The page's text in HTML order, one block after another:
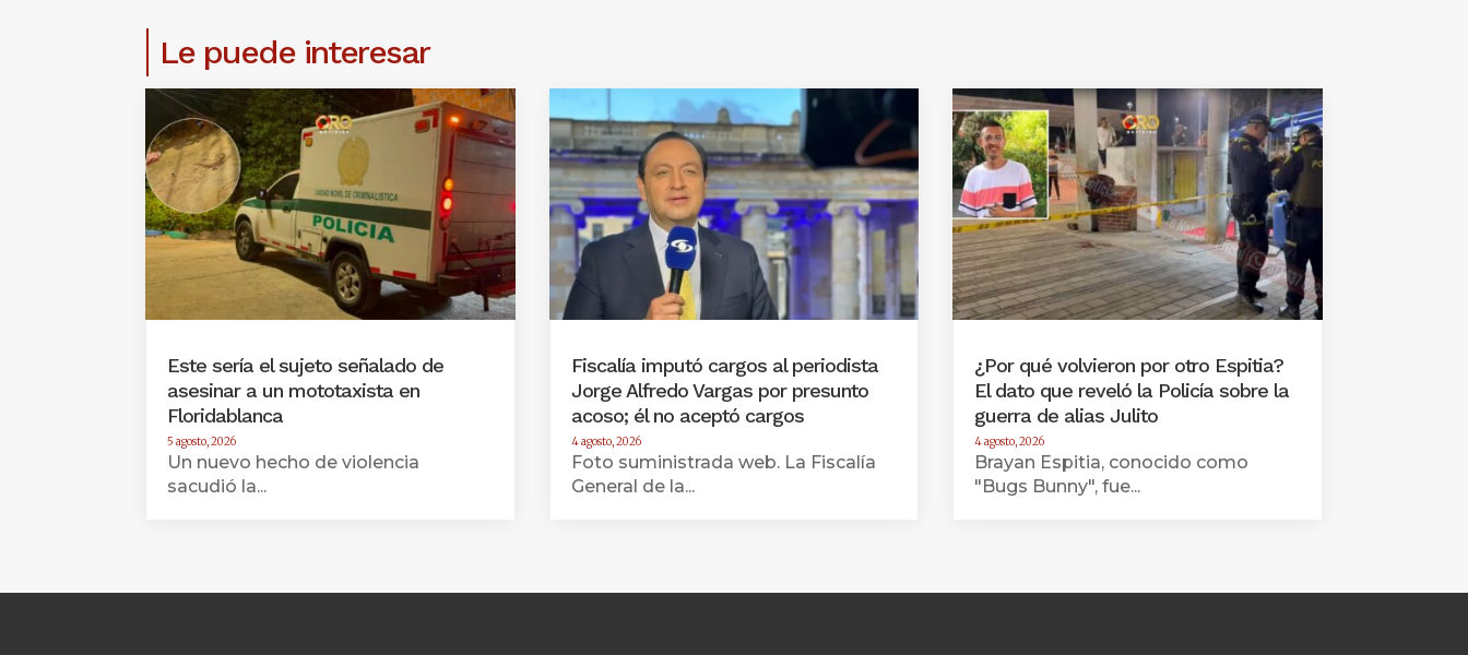
Le puede interesar
Este sería el sujeto señalado de
asesinar a un mototaxista en
Floridablanca
5 agosto, 2026
Un nuevo hecho de violencia
sacudió la...
Fiscalía imputó cargos al periodista
Jorge Alfredo Vargas por presunto
acoso; él no aceptó cargos
4 agosto, 2026
Foto suministrada web. La Fiscalía
General de la...
¿Por qué volvieron por otro Espitia?
El dato que reveló la Policía sobre la
guerra de alias Julito
4 agosto, 2026
Brayan Espitia, conocido como
"Bugs Bunny", fue...